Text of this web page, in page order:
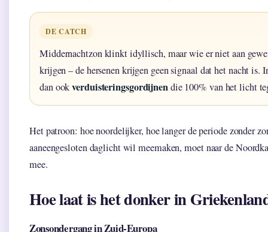
DE CATCH
Middernachtzon klinkt idyllisch, maar wie er niet aan
krijgen – de hersenen krijgen geen signaal dat het nacht is.
dan ookverduisteringsgordijnendie 100% van het licht
Het patroon: hoe noordelijker, hoe langer de periode zonder
aaneengesloten daglicht wil meemaken, moet naar de
mee.
Hoe laat is het donker in
Zonsondergang in Zuid-Europa